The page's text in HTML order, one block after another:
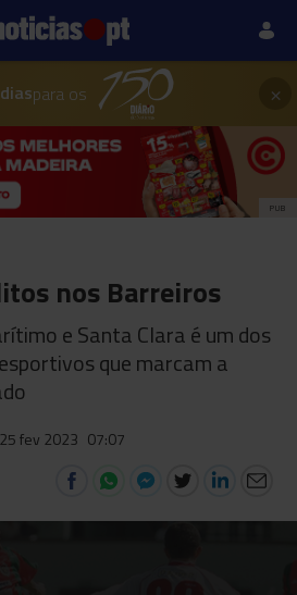
para os ×
PUB
nos Barreiros
e Santa Clara é um dos
que marcam a
25 fev 2023 07:07